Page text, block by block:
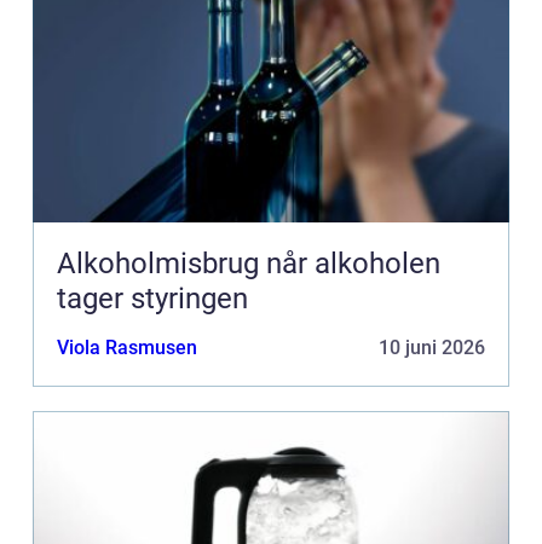
Alkoholmisbrug når alkoholen
tager styringen
Viola Rasmusen 10 juni 2026